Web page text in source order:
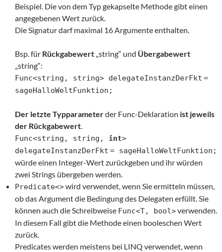
Beispiel. Die von dem Typ gekapselte Methode gibt einen
angegebenen Wert zurück.
Die Signatur darf maximal 16 Argumente enthalten.
Bsp. für Rückgabewert „string“ und Übergabewert
„string“:
Func<string, string> delegateInstanzDerFkt =
sageHalloWeltFunktion;
Der letzte Typparameterder Func-Deklaration ist jeweils
der Rückgabewert.
Func<string, string, int>
delegateInstanzDerFkt = sageHalloWeltFunktion;
würde einen Integer-Wert zurückgeben und ihr würden
zwei Strings übergeben werden.
Predicate<>wird verwendet, wenn Sie ermitteln müssen,
ob das Argument die Bedingung des Delegaten erfüllt. Sie
können auch die Schreibweise Func<T, bool>verwenden.
In diesem Fall gibt die Methode einen booleschen Wert
zurück.
Predicates werden meistens bei LINQ verwendet, wenn